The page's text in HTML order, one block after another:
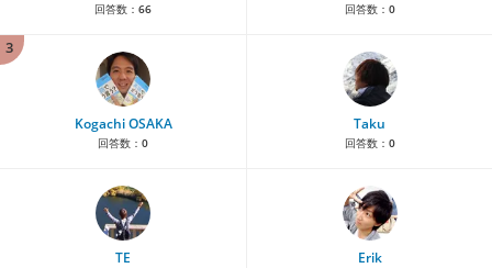
回答数： 66 回答数： 0
3
Kogachi OSAKA
回答数： 0
Taku
回答数： 0
TE Erik